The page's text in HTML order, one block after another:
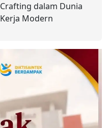
Crafting dalam Dunia
Kerja Modern